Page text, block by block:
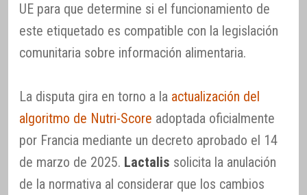
UE para que determine si el funcionamiento de
este etiquetado es compatible con la legislación
comunitaria sobre información alimentaria.
La disputa gira en torno a la actualización del
algoritmo de Nutri-Score adoptada oficialmente
por Francia mediante un decreto aprobado el 14
de marzo de 2025. Lactalis solicita la anulación
de la normativa al considerar que los cambios